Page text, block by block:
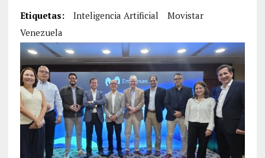
Etiquetas: Inteligencia Artificial
Movistar
Venezuela